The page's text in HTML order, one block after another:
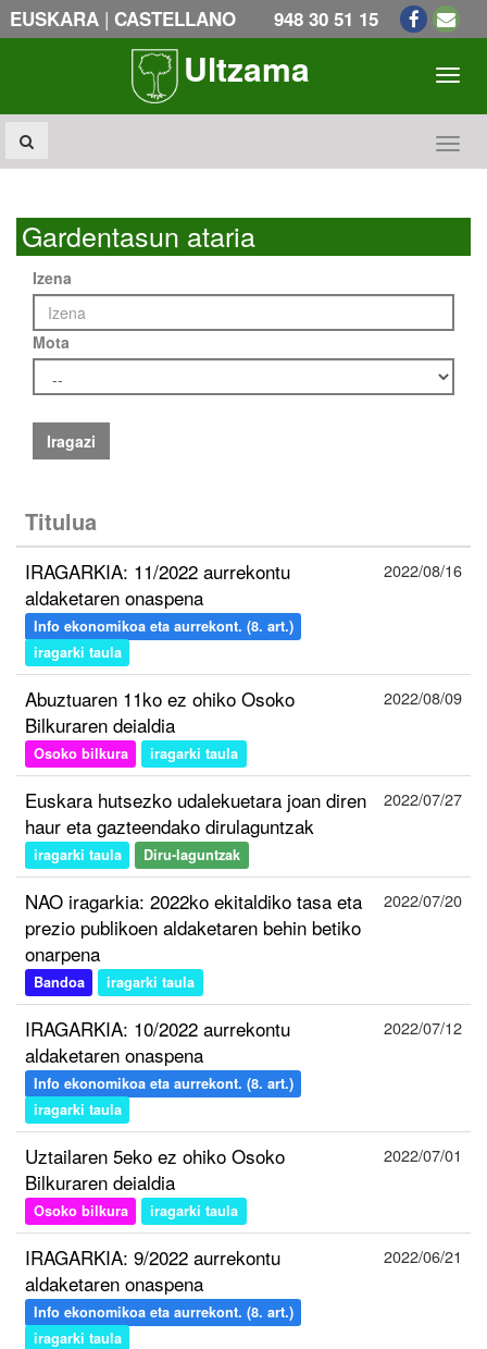
EUSKARA | CASTELLANO 948 30 51 15
Ultzama
Gardentasun ataria
Izena
Mota
Iragazi
Titulua
IRAGARKIA: 11/2022 aurrekontu
aldaketaren onaspena
Info ekonomikoa eta aurrekont. (8. art.)
iragarki taula
2022/08/16
Abuztuaren 11ko ez ohiko Osoko
Bilkuraren deialdia
Osoko bilkura iragarki taula
2022/08/09
Euskara hutsezko udalekuetara joan diren
haur eta gazteendako dirulaguntzak
iragarki taula Diru-laguntzak
2022/07/27
NAO iragarkia: 2022ko ekitaldiko tasa eta
prezio publikoen aldaketaren behin betiko
onarpena
Bandoa iragarki taula
2022/07/20
IRAGARKIA: 10/2022 aurrekontu
aldaketaren onaspena
Info ekonomikoa eta aurrekont. (8. art.)
iragarki taula
2022/07/12
Uztailaren 5eko ez ohiko Osoko
Bilkuraren deialdia
Osoko bilkura iragarki taula
2022/07/01
IRAGARKIA: 9/2022 aurrekontu
aldaketaren onaspena
Info ekonomikoa eta aurrekont. (8. art.)
iragarki taula
2022/06/21